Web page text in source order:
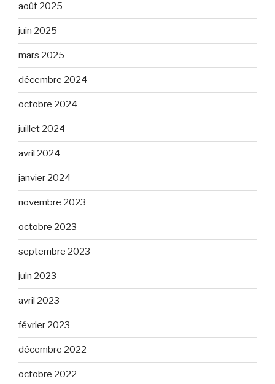
août 2025
juin 2025
mars 2025
décembre 2024
octobre 2024
juillet 2024
avril 2024
janvier 2024
novembre 2023
octobre 2023
septembre 2023
juin 2023
avril 2023
février 2023
décembre 2022
octobre 2022